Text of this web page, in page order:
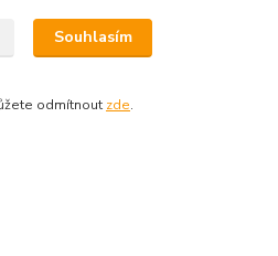
Souhlasím
odmítnout zde.